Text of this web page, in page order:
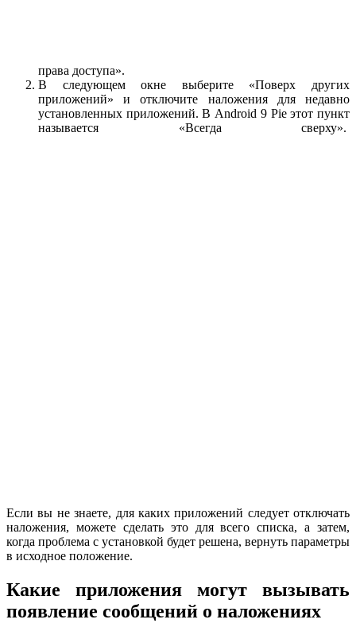
права доступа».
В следующем окне выберите «Поверх других
приложений» и отключите наложения для недавно
установленных приложений. В Android 9 Pie этот пункт
называется «Всегда сверху».
Если вы не знаете, для каких приложений следует отключать
наложения, можете сделать это для всего списка, а затем,
когда проблема с установкой будет решена, вернуть параметры
в исходное положение.
Какие приложения могут вызывать
появление сообщений о наложениях